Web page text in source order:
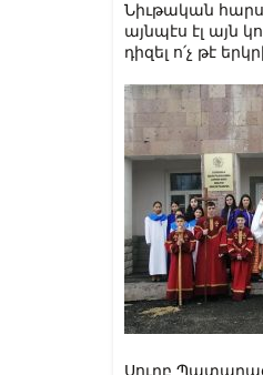
Նիւթական
այնպէս էլ այն
դիզել ո՛չ թէ
Սուրբ